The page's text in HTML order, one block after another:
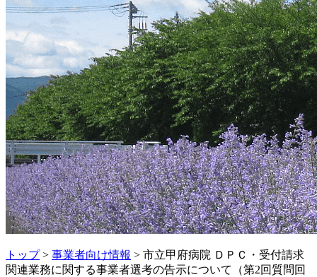
トップ> 事業者向け情報 > 市立甲府病院 ＤＰＣ・受付請求
関連業務に関する事業者選考の告示について（第2回質問回